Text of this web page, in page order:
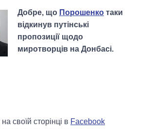
Добре, що Порошенко таки
відкинув путінські
пропозиції щодо
миротворців на Донбасі.
своїй сторінці в Facebook